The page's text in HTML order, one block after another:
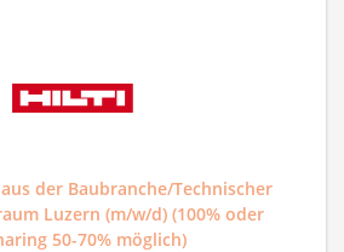
der Baubranche/Technischer
Luzern (m/w/d) (100% oder
50-70% möglich)